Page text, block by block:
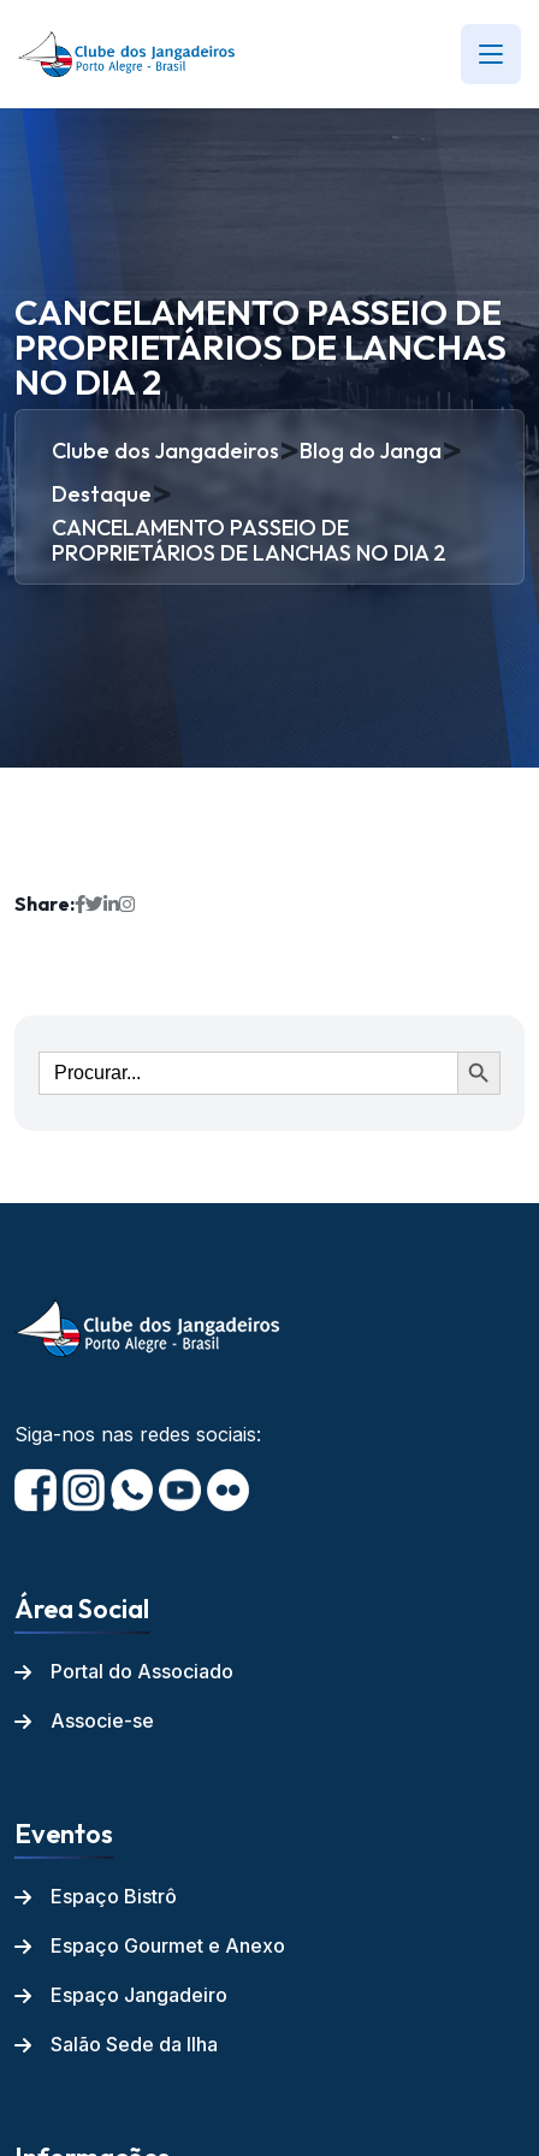
CANCELAMENTO PASSEIO DE
PROPRIETÁRIOS DE LANCHAS
NO DIA 2
Clube dos Jangadeiros>Blog do Janga>
Destaque>
CANCELAMENTO PASSEIO DE
PROPRIETÁRIOS DE LANCHAS NO DIA 2
Share:
Ir
Siga-nos nas redes sociais:
Área Social
Portal do Associado
Associe-se
Eventos
Espaço Bistrô
Espaço Gourmet e Anexo
Espaço Jangadeiro
Salão Sede da Ilha